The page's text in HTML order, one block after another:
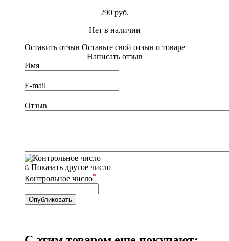
290 руб.
Нет в наличии
Оставить отзыв Оставьте свой отзыв о товаре
Написать отзыв
Имя
E-mail
Отзыв
Показать другое число
Контрольное число*